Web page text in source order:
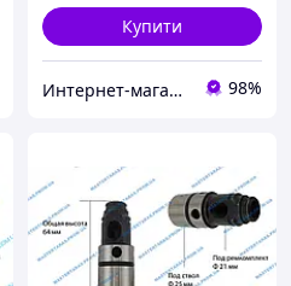
Купити
Интернет-магазин "Genpart" 98%